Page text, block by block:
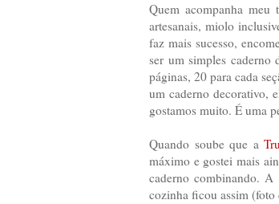
Quem acompanha
artesanais, miolo
faz mais sucesso,
ser um simples caderno
páginas, 20 para cada
um caderno decorativo,
gostamos muito. É uma
Quando soube que a
máximo e gostei mais
caderno combinando.
cozinha ficou assim (foto